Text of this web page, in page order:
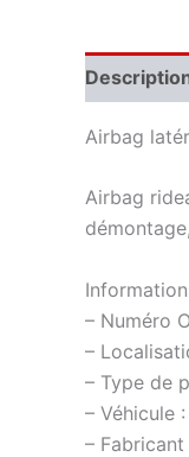
Airbag
Airbag
– Numéro
–
– Type de
– Véhicule
– Fabricant